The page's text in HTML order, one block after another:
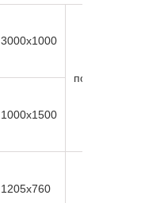
3000х1000
подсветка
1000х1500
1205х760